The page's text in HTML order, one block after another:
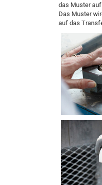
das Muster
Das Muster
auf das